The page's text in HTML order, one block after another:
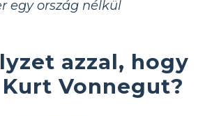
egy ország nélkül
azzal, hogy
Vonnegut?